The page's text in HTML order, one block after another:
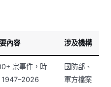
內容 涉及機構
宗事件，時
1947–2026
國防部、
軍方檔案